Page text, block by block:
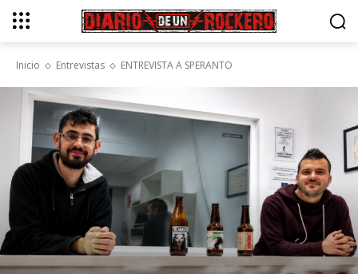
Inicio Entrevistas ENTREVISTA A SPERANTO